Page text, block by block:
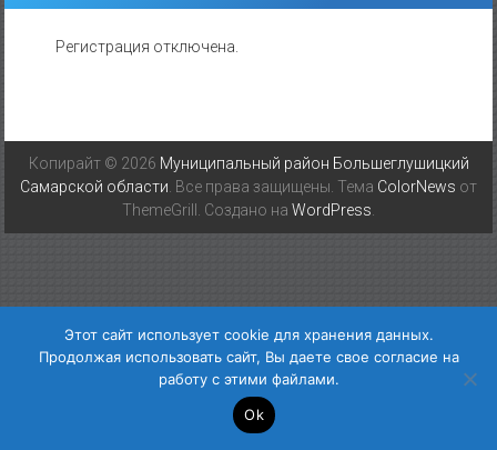
Регистрация отключена.
Копирайт © 2026 Муниципальный район Большеглушицкий
Самарской области . Все права защищены. Тема ColorNews от
ThemeGrill. Создано на WordPress
Этот сайт использует cookie для хранения данных.
Продолжая использовать сайт, Вы даете свое согласие на
работу с этими файлами.
Ok